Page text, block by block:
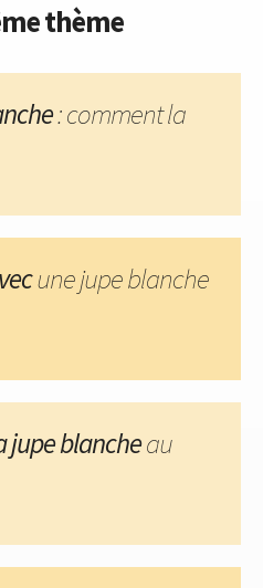
thème
: comment la
une jupe blanche
jupe blancheau